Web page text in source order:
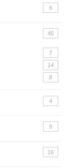
6
46
7
14
8
4
9
16